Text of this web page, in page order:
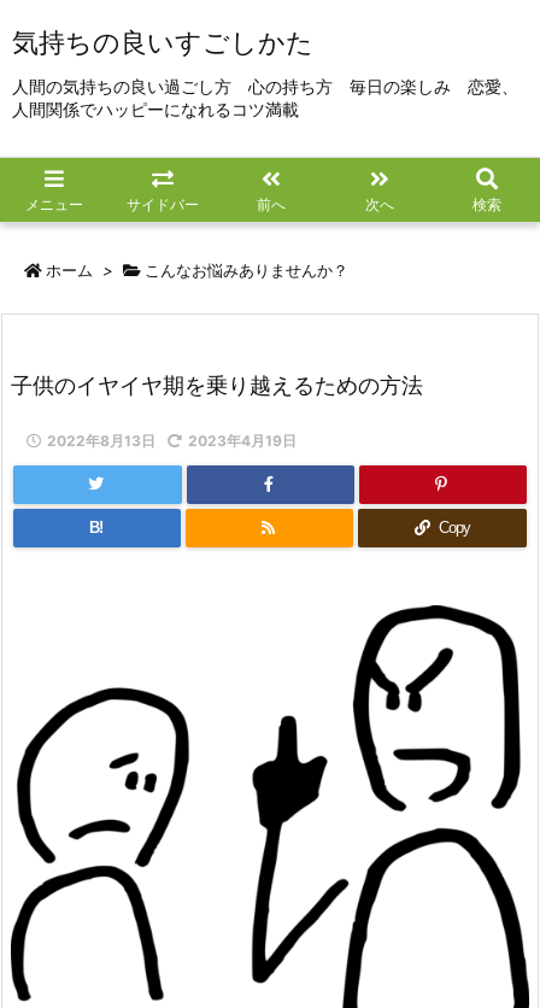
気持ちの良いすごしかた
人間の気持ちの良い過ごし方 心の持ち方 毎日の楽しみ 恋愛、
人間関係でハッピーになれるコツ満載
メニュー サイドバー 前へ 次へ 検索
ホーム > こんなお悩みありませんか？
子供のイヤイヤ期を乗り越えるための方法
2022年8月13日 2023年4月19日
B! Copy